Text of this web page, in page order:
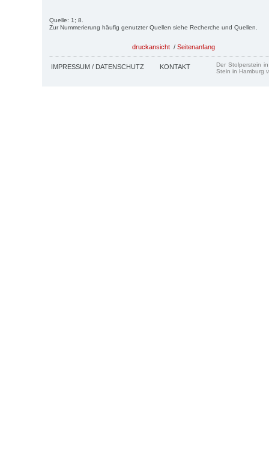
Quelle: 1; 8.
Zur Nummerierung häufig genutzter Quellen siehe Recherche und Quellen.
druckansicht / Seitenanfang
IMPRESSUM / DATENSCHUTZ KONTAKT
Der Stolperstein
Stein in Hamburg